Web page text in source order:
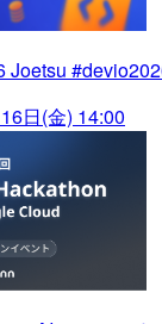
Joetsu
日(金) 14:00